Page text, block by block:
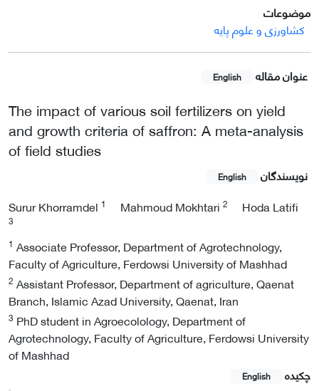
موضوعات
کشاورزی و علوم پایه
عنوان مقاله English
The impact of various soil fertilizers on yield
and growth criteria of saffron: A meta-analysis
of field studies
نویسندگان English
Surur Khorramdel 1 Mahmoud Mokhtari 2 Hoda Latifi
3
1 Associate Professor, Department of Agrotechnology,
Faculty of Agriculture, Ferdowsi University of Mashhad
2 Assistant Professor, Department of agriculture, Qaenat
Branch, Islamic Azad University, Qaenat, Iran
3 PhD student in Agroecolology, Department of
Agrotechnology, Faculty of Agriculture, Ferdowsi University
of Mashhad
چکیده
English